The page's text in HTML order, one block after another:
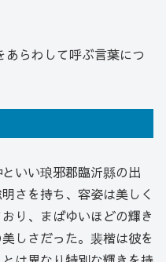
らわして呼ぶ言葉につ
いい琅邪郡臨沂縣の出
さを持ち、容姿は美しく
り、まばゆいほどの輝き
しさだった。裴楷は彼を